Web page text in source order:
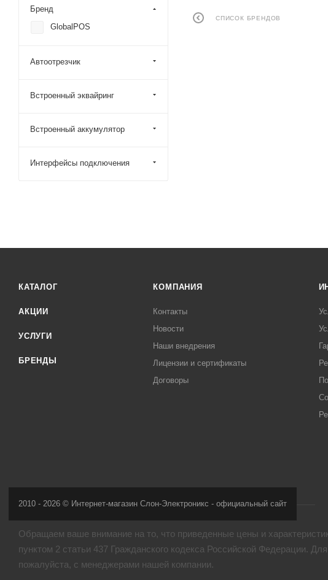
СПИСОК БРЕНДОВ
Бренд
GlobalPOS
Автоотрезчик
Встроенный эквайринг
Встроенный аккумулятор
Интерфейсы подключения
КАТАЛОГ
АКЦИИ
УСЛУГИ
БРЕНДЫ
КОМПАНИЯ
Контакты
Новости
Наши внедрения
Лицензии и сертификаты
Договоры
2010 - 2026 © Интернет-магазин Слон-Электроникс - официальный сайт
Обращаем ваше внимание на то, что приведенные цены и
пунктом 2 статьи 437 Гражданского кодекса Российской Федерации.
пожалуйста, с менеджерами нашей компании.